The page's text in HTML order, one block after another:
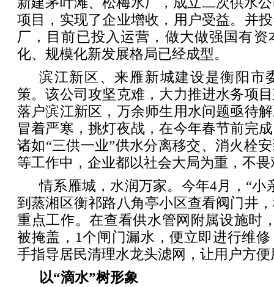
项目，实现了企业增收，用户受益。并
厂，目前已投入运营，做大做强国有
化、规模化新发展格局已经成型。
滨江新区、来雁新城建设是衡阳市
策。该公司攻坚克难，大力推进水务项
落户滨江新区，万余师生用水问题亟待
冒着严寒，挑灯夜战，在今年春节前完
诸如“三供一业”供水分离移交、消火栓
等工作中，企业都以社会大局为重，不
情系雁城，水润万家。今年4月，“小
到蒸湘区衡祁路八角亭小区查看阀门井
重点工作。在查看供水管网附属设施时
被掩盖，1个闸门漏水，便立即进行维
手指导居民清理水龙头滤网，让用户方便
以“滴水”树形象